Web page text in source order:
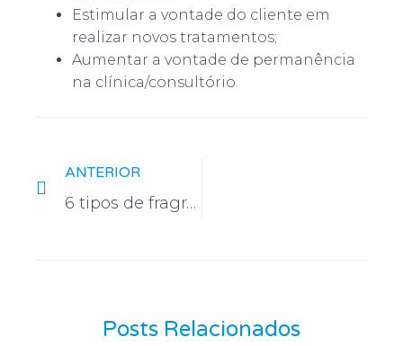
Estimular a vontade do cliente em
realizar novos tratamentos;
Aumentar a vontade de permanência
na clínica/consultório.
ANTERIOR
6 tipos de fragrâncias que aumentam a sensação de limpeza em uma empresa
Posts Relacionados